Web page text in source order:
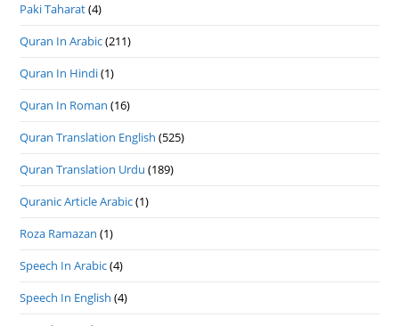
Paki Taharat(4)
Quran In Arabic(211)
Quran In Hindi(1)
Quran In Roman (16)
Quran Translation English (525)
Quran Translation Urdu (189)
Quranic Article Arabic(1)
Roza Ramazan (1)
Speech In Arabic(4)
Speech In English (4)